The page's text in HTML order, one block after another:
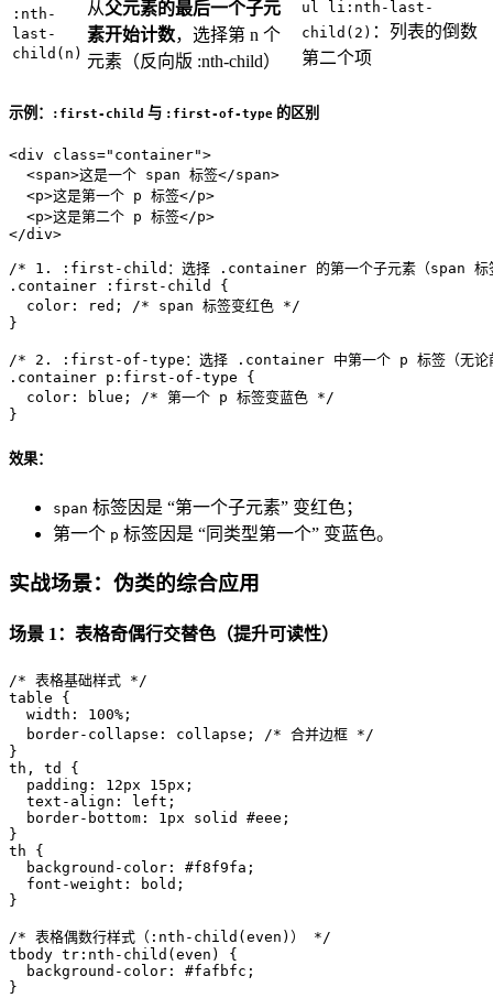
:nth-
last-
child(n)
从父元素的最后一个子元
素开始计数，选择第 n 个
元素（反向版 :nth-child）
ul li:nth-last-
child(2) ：列表的倒数
第二个项
示例： :first-child 与 :first-of-type 的区别
<div class="container">
<span>这是一个 span 标签</span>
<p>这是第一个 p 标签</p>
<p>这是第二个 p 标签</p>
</div>
/* 1. :first-child：选择 .container 的第一个子元素（span 标
.container
:first-child
{
color : red;
/* span 标签变红色 */
}
/* 2. :first-of-type：选择 .container 中第一个 p 标签（无论前
.container p :first-of-type {
color : blue;
/* 第一个 p 标签变蓝色 */
}
效果：
span 标签因是 “第一个子元素” 变红色；
第一个 p 标签因是 “同类型第一个” 变蓝色。
实战场景：伪类的综合应用
场景 1：表格奇偶行交替色（提升可读性）
/* 表格基础样式 */
table {
width : 100% ;
border-collapse : collapse; /* 合并边框 */
th , td
{
padding : 12px 15px ;
text-align : left;
border-bottom : 1px solid #eee ;
th {
background-color : #f8f9fa ;
font-weight : bold;
}
/* 表格偶数行样式（:nth-child(even)） */
tbody tr :nth-child (even) {
background-color : #fafbfc ;
}